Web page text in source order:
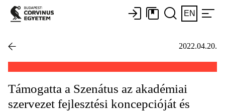
EN
2022.04.20.
Támogatta a Szenátus az akadémiai
szervezet fejlesztési koncepcióját és